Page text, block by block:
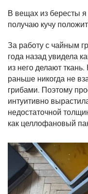
В вещах из бересты
получаю кучу
За работу с чайным
года назад увидела
из него делают
раньше никогда не
грибами. Поэтому
интуитивно
недостаточной
как целлофановый